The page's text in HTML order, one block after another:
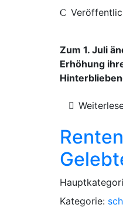
Zum 1. Juli
Erhöhung
Kategorie: